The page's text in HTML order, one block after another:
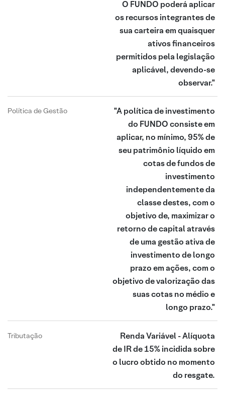
O FUNDO poderá aplicar
os recursos integrantes de
sua carteira em quaisquer
ativos financeiros
permitidos pela legislação
aplicável, devendo-se
observar."
Política de Gestão
"A política de investimento
do FUNDO consiste em
aplicar, no mínimo, 95% de
seu patrimônio líquido em
cotas de fundos de
investimento
independentemente da
classe destes, com o
objetivo de, maximizar o
retorno de capital através
de uma gestão ativa de
investimento de longo
prazo em ações, com o
objetivo de valorização das
suas cotas no médio e
longo prazo."
Tributação
Renda Variável - Alíquota
de IR de 15% incidida sobre
o lucro obtido no momento
do resgate.